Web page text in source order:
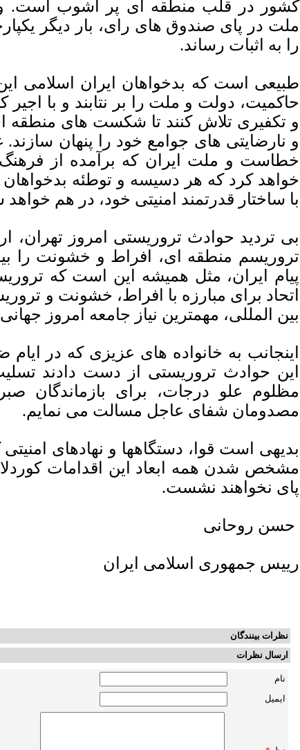
کشور در قلب منطقه ای پر آشوب است. و
ملت در پای صندوق های رای، بار دیگر
را به اثبات رساند.
طبیعی است که بدخواهان ایران اسلامی
حاکمیت، دولت و ملت را بر نتابند و با
و تکفیری تلاش کنند تا شکست های منطقه
و نارضایتی های جوامع خود را پنهان سازند.
خطاست و ملت ایران که برآمده از فرهنگ
خواهد کرد که هر دسیسه و توطئه بدخواهان
با ساختار قدرتمند امنیتی خود، در هم
بی تردید حوادث تروریستی امروز تهران،
تروریسم منطقه ای، افراط و خشونت را
پیام ایران، مثل همیشه این است که
اتحاد برای مبارزه با افراط، خشونت و
بین المللی، مهمترین نیاز جامعه امروز
اینجانب به خانواده های عزیزی که در
این حوادث تروریستی از دست دادند
مظلوم علو درجات، برای بازماندگان
مصدومان شفای عاجل مسالت می نمایم.
بدیهی است قوا، دستگاهها و نهادهای
مشخص شدن همه ابعاد این اقدامات کوردلانه
پای نخواهند نشست.
حسن روحانی
رییس جمهوری اسلامی ایران
نظرات بینندگان
ارسال نظرات
نام
ایمیل